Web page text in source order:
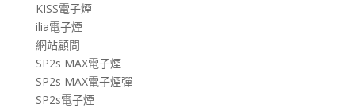
KISS電子煙
ilia電子煙
網站顧問
SP2s MAX電子煙
SP2s MAX電子煙彈
SP2s電子煙